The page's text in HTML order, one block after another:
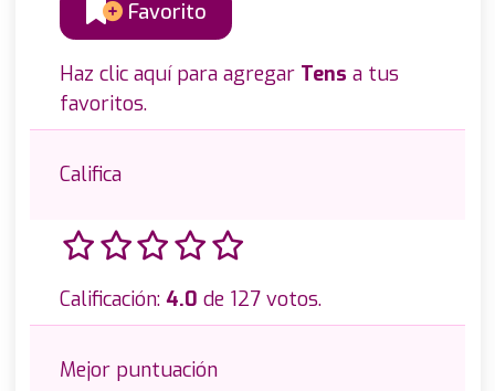
Favorito
Haz clic aquí para agregar Tens a tus
favoritos.
Califica
Calificación: 4.0 de 127 votos.
Mejor puntuación